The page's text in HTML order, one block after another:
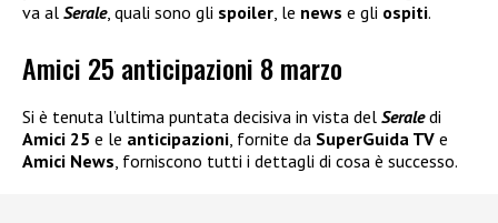
va al Serale, quali sono gli spoiler, le news e gli ospiti.
Amici 25 anticipazioni 8 marzo
Si è tenuta l’ultima puntata decisiva in vista del Seraledi
Amici 25 e le anticipazioni, fornite da SuperGuida TV e
Amici News, forniscono tutti i dettagli di cosa è successo.